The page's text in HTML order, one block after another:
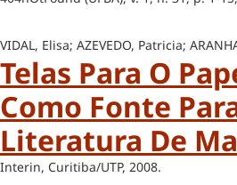
VIDAL, Elisa; AZEVEDO, Patricia;
Telas Para O
Como Fonte
Literatura De
Interin, Curitiba/UTP, 2008.